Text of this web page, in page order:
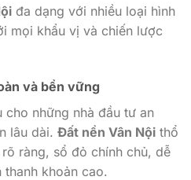
đa dạng với nhiều loại hình
mọi khẩu vị và chiến lược
và bền vững
những nhà đầu tư an
lâu dài. Đất nền Vân Nội thổ
ràng, sổ đỏ chính chủ, dễ
khoản cao.